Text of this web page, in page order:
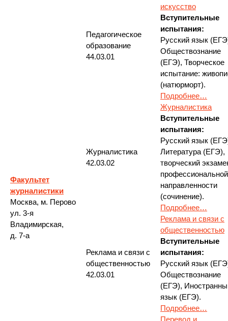
Педагогическое
образование
44.03.01
искусство
Вступительные
испытания:
Русский язык
Обществознание
(ЕГЭ), Творческое
испытание:
(натюрморт).
Подробнее…
Факультет
журналистики
Москва, м. Перово
ул. 3-я
Владимирская,
д. 7-а
Журналистика
42.03.02
Журналистика
Вступительные
испытания:
Русский язык
Литература (ЕГЭ),
творческий
профессиональной
направленности
(сочинение).
Подробнее…
Реклама и связи с
общественностью
42.03.01
Реклама и связи с
общественностью
Вступительные
испытания:
Русский язык
Обществознание
(ЕГЭ),
язык (ЕГЭ).
Подробнее…
Перевод и